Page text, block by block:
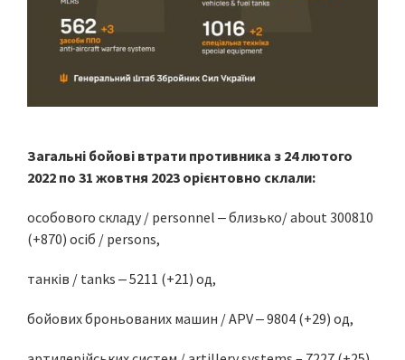
Загальні бойові втрати противника з 24 лютого
2022 по 31 жовтня 2023 орієнтовно склали:
особового складу / personnel ‒ близько/ about 300810
(+870) осіб / persons,
танків / tanks ‒ 5211 (+21) од,
бойових броньованих машин / APV ‒ 9804 (+29) од,